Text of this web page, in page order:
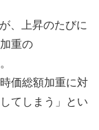
、上昇のたびに
重の
価総額加重に対
てしまう」とい